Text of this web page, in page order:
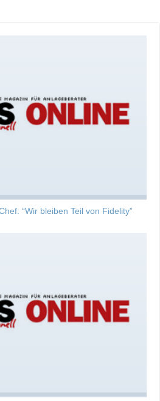
“Wir bleiben Teil von Fidelity”